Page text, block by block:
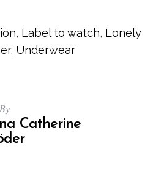
, Label to watch, Lonely
, Underwear
Catherine